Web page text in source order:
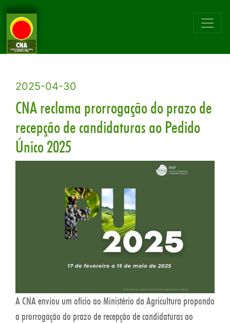
2025-04-30
CNA reclama prorrogação do prazo de
recepção de candidaturas ao Pedido
Único 2025
A CNA enviou um ofício ao Ministério da Agricultura propondo
a prorrogação do prazo de recepção de candidaturas ao